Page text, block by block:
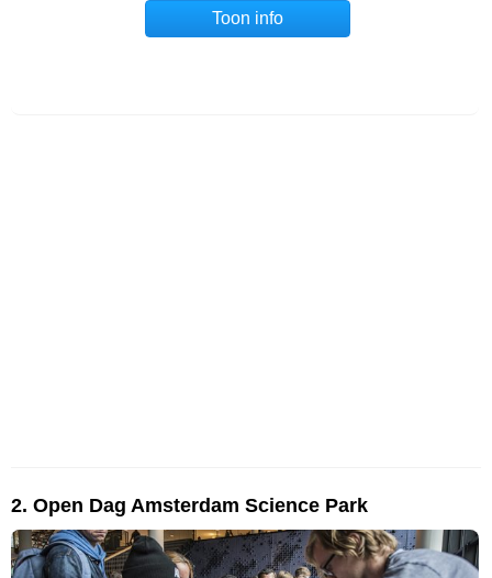
Toon info
2. Open Dag Amsterdam Science Park